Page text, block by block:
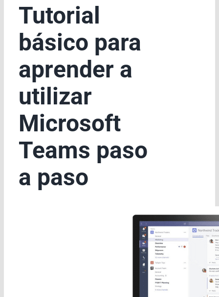
Tutorial
básico para
aprender a
utilizar
Microsoft
Teams paso
a paso